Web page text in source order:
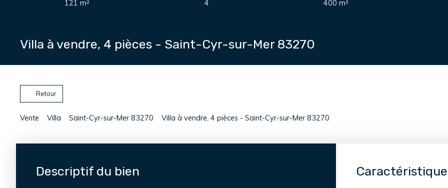
121 m²
4
400 m²
Villa à vendre, 4 pièces - Saint-Cyr-sur-Mer 83270
Retour
Vente Villa Saint-Cyr-sur-Mer 83270 Villa à vendre, 4 pièces - Saint-Cyr-sur-Mer 83270
Descriptif du bien